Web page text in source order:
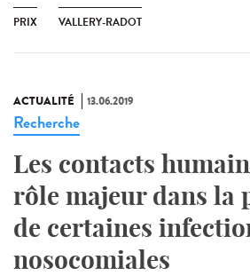
PRIX VALLERY-RADOT
ACTUALITÉ 13.06.2019
Recherche
Les contacts
rôle majeur dans la
de certaines
nosocomiales